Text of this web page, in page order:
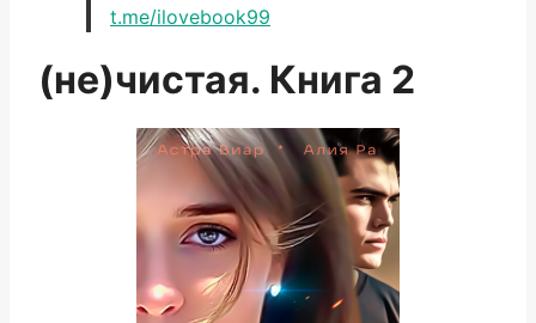
t.me/ilovebook99
(не)чистая. Книга 2